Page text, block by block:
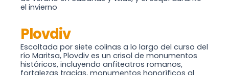
el invierno
Plovdiv
Escoltada por siete colinas a lo largo del curso del
río Maritsa, Plovdiv es un crisol de monumentos
históricos, incluyendo anfiteatros romanos,
fortalezas tracias, monumentos honoríficos al